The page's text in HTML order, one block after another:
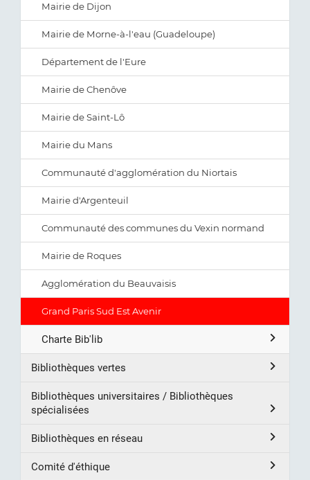
Mairie de Dijon
Mairie de Morne-à-l'eau (Guadeloupe)
Département de l'Eure
Mairie de Chenôve
Mairie de Saint-Lô
Mairie du Mans
Communauté d'agglomération du Niortais
Mairie d'Argenteuil
Communauté des communes du Vexin normand
Mairie de Roques
Agglomération du Beauvaisis
Grand Paris Sud Est Avenir
Charte Bib'lib
Bibliothèques vertes
Bibliothèques universitaires / Bibliothèques
spécialisées
Bibliothèques en réseau
Comité d'éthique